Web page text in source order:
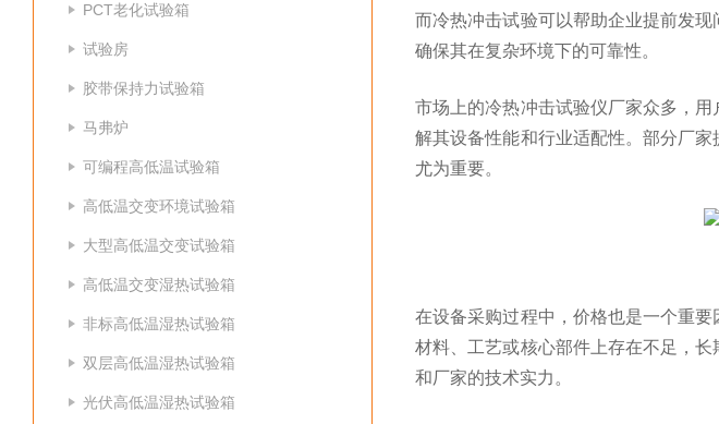
PCT老化试验箱
试验房
胶带保持力试验箱
马弗炉
可编程高低温试验箱
高低温交变环境试验箱
大型高低温交变试验箱
高低温交变湿热试验箱
非标高低温湿热试验箱
双层高低温湿热试验箱
光伏高低温湿热试验箱
而冷热冲击试验可以帮助企业提前发
确保其在复杂环境下的可靠性。
市场上的冷热冲击试验仪厂家众多，
解其设备性能和行业适配性。部分厂
尤为重要。
在设备采购过程中，价格也是一个重
材料、工艺或核心部件上存在不足，
和厂家的技术实力。